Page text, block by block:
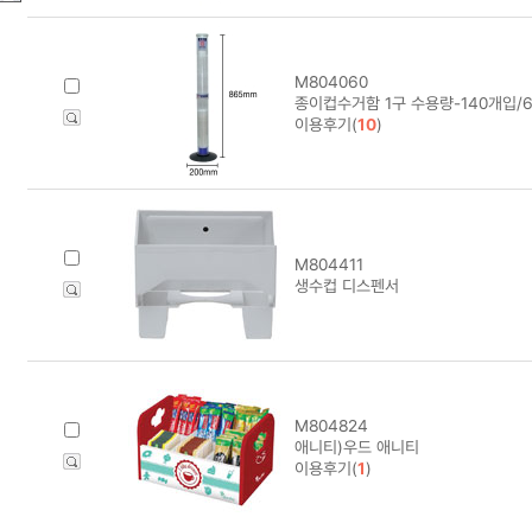
M804060
종이컵수거함 1구 수용량-140개입/
이용후기(10)
M804411
생수컵 디스펜서
M804824
애니티)우드 애니티
이용후기(1)